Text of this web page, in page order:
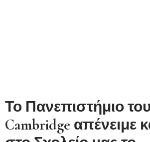
Το Πανεπιστήμιο
Cambridge απένειμε